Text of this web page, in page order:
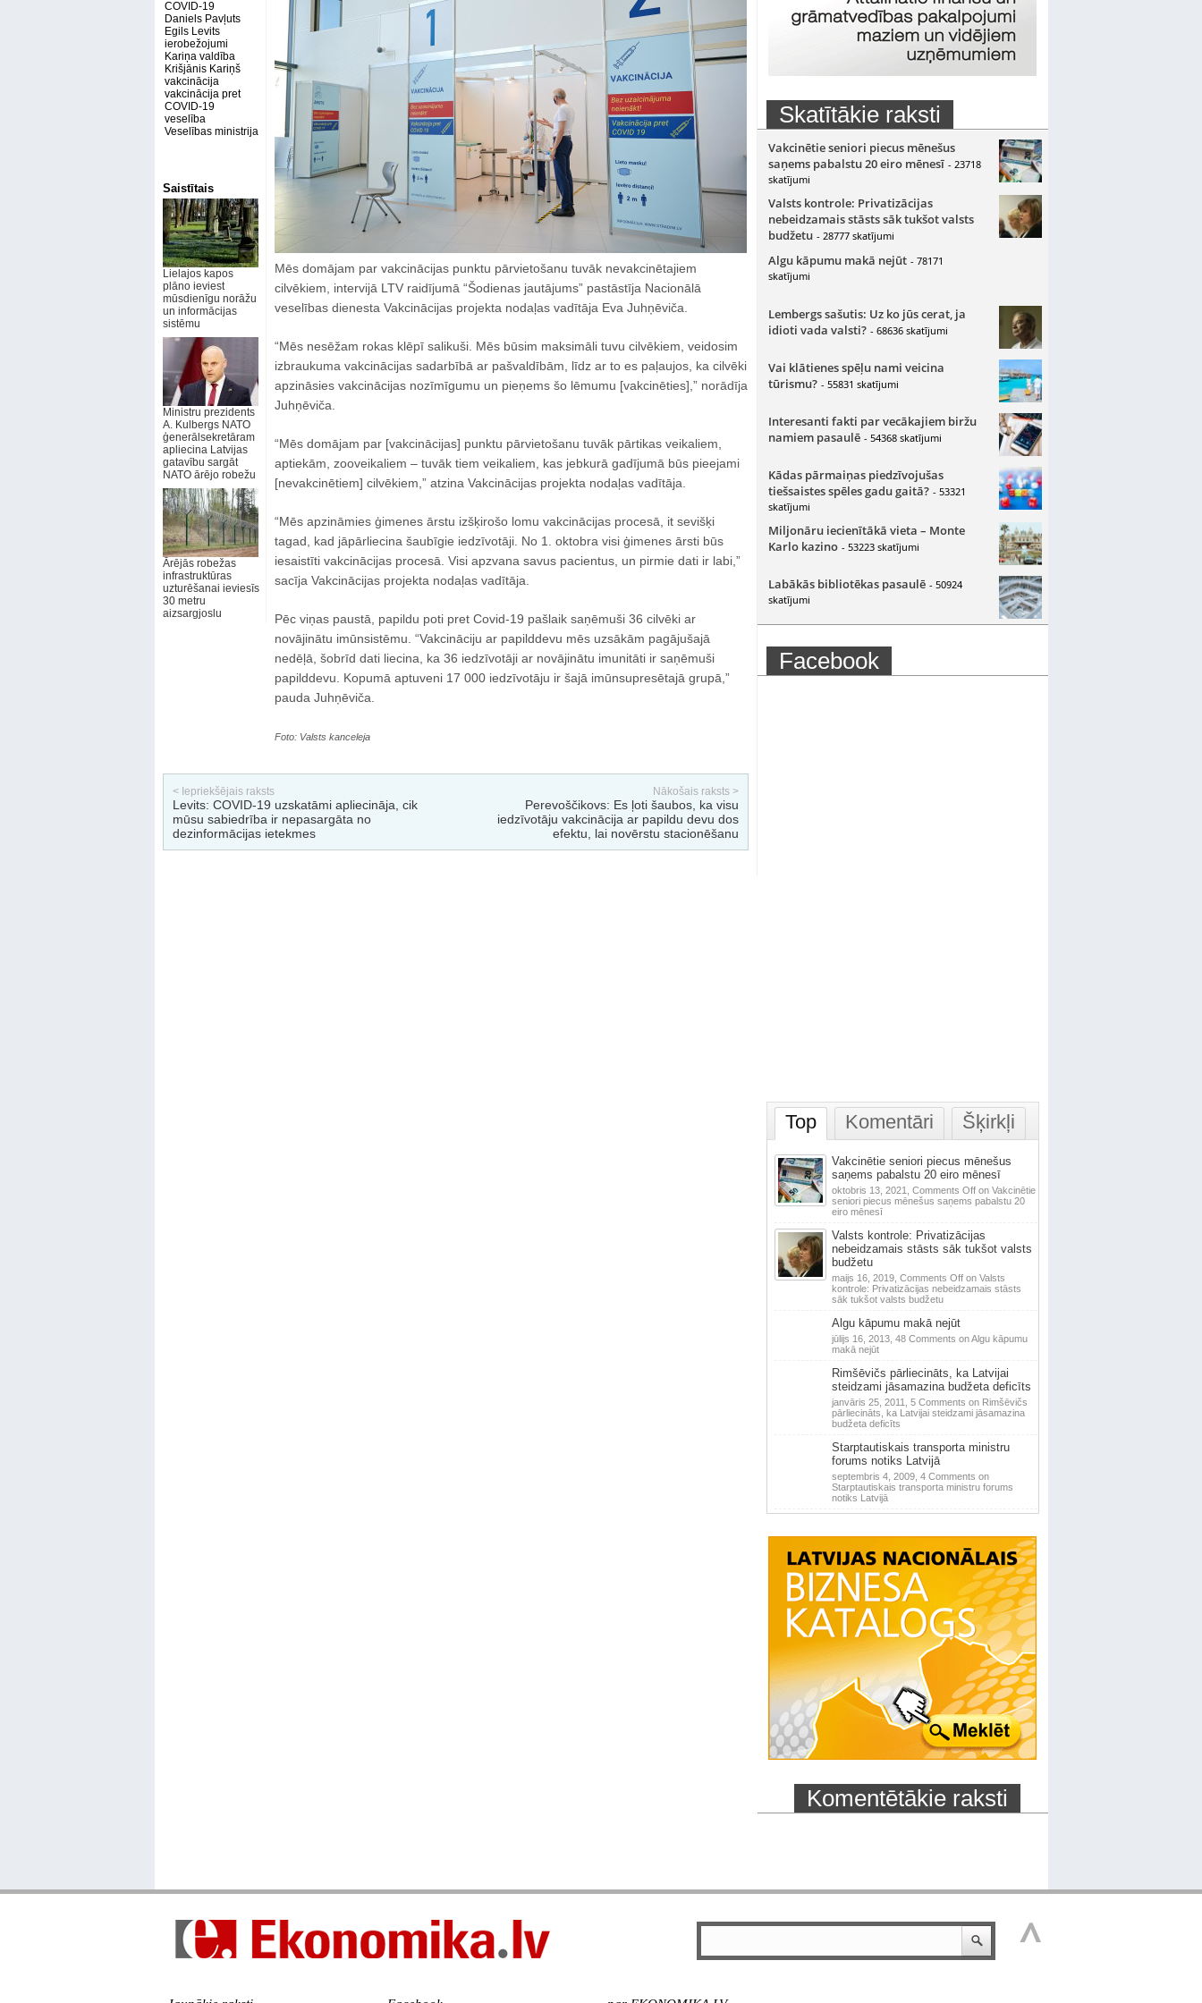
COVID-19
Daniels Pavļuts
Egils Levits
ierobežojumi
Kariņa valdība
Krišjānis Kariņš
vakcinācija
vakcinācija pret
COVID-19
veselība
Veselības ministrija
Saistītais
Lielajos kapos
plāno ieviest
mūsdienīgu norāžu
un informācijas
sistēmu
Ministru prezidents
A. Kulbergs NATO
ģenerālsekretāram
apliecina Latvijas
gatavību sargāt
NATO ārējo robežu
Ārējās robežas
infrastruktūras
uzturēšanai ieviesīs
30 metru
aizsargjoslu
Mēs domājam par vakcinācijas punktu pārvietošanu tuvāk nevakcinētajiem
cilvēkiem, intervijā LTV raidījumā “Šodienas jautājums” pastāstīja Nacionālā
veselības dienesta Vakcinācijas projekta nodaļas vadītāja Eva Juhņēviča.
“Mēs nesēžam rokas klēpī salikuši. Mēs būsim maksimāli tuvu cilvēkiem, veidosim
izbraukuma vakcinācijas sadarbībā ar pašvaldībām, līdz ar to es paļaujos, ka cilvēki
apzināsies vakcinācijas nozīmīgumu un pieņems šo lēmumu [vakcinēties],” norādīja
Juhņēviča.
“Mēs domājam par [vakcinācijas] punktu pārvietošanu tuvāk pārtikas veikaliem,
aptiekām, zooveikaliem – tuvāk tiem veikaliem, kas jebkurā gadījumā būs pieejami
[nevakcinētiem] cilvēkiem,” atzina Vakcinācijas projekta nodaļas vadītāja.
“Mēs apzināmies ģimenes ārstu izšķirošo lomu vakcinācijas procesā, it sevišķi
tagad, kad jāpārliecina šaubīgie iedzīvotāji. No 1. oktobra visi ģimenes ārsti būs
iesaistīti vakcinācijas procesā. Visi apzvana savus pacientus, un pirmie dati ir labi,”
sacīja Vakcinācijas projekta nodaļas vadītāja.
Pēc viņas paustā, papildu poti pret Covid-19 pašlaik saņēmuši 36 cilvēki ar
novājinātu imūnsistēmu. “Vakcināciju ar papilddevu mēs uzsākām pagājušajā
nedēļā, šobrīd dati liecina, ka 36 iedzīvotāji ar novājinātu imunitāti ir saņēmuši
papilddevu. Kopumā aptuveni 17 000 iedzīvotāju ir šajā imūnsupresētajā grupā,”
pauda Juhņēviča.
Foto: Valsts kanceleja
< Iepriekšējais raksts
Levits: COVID-19 uzskatāmi apliecināja, cik
mūsu sabiedrība ir nepasargāta no
dezinformācijas ietekmes
Nākošais raksts >
Perevoščikovs: Es ļoti šaubos, ka visu
iedzīvotāju vakcinācija ar papildu devu dos
efektu, lai novērstu stacionēšanu
Skatītākie raksti
Vakcinētie seniori piecus mēnešus
saņems pabalstu 20 eiro mēnesī - 23718
skatījumi
Valsts kontrole: Privatizācijas
nebeidzamais stāsts sāk tukšot valsts
budžetu - 28777 skatījumi
Algu kāpumu makā nejūt - 78171
skatījumi
Lembergs sašutis: Uz ko jūs cerat, ja
idioti vada valsti? - 68636 skatījumi
Vai klātienes spēļu nami veicina
tūrismu? - 55831 skatījumi
Interesanti fakti par vecākajiem biržu
namiem pasaulē - 54368 skatījumi
Kādas pārmaiņas piedzīvojušas
tiešsaistes spēles gadu gaitā? - 53321
skatījumi
Miljonāru iecienītākā vieta – Monte
Karlo kazino - 53223 skatījumi
Labākās bibliotēkas pasaulē - 50924
skatījumi
Facebook
Top Komentāri Šķirkļi
Vakcinētie seniori piecus mēnešus
saņems pabalstu 20 eiro mēnesī
oktobris 13, 2021, Comments Offon Vakcinētie
seniori piecus mēnešus saņems pabalstu 20
eiro mēnesī
Valsts kontrole: Privatizācijas
nebeidzamais stāsts sāk tukšot valsts
budžetu
maijs 16, 2019, Comments Offon Valsts
kontrole: Privatizācijas nebeidzamais stāsts
sāk tukšot valsts budžetu
Algu kāpumu makā nejūt
jūlijs 16, 2013, 48 Comments on Algu kāpumu
makā nejūt
Rimšēvičs pārliecināts, ka Latvijai
steidzami jāsamazina budžeta deficīts
janvāris 25, 2011, 5 Comments on Rimšēvičs
pārliecināts, ka Latvijai steidzami jāsamazina
budžeta deficīts
Starptautiskais transporta ministru
forums notiks Latvijā
septembris 4, 2009, 4 Comments on
Starptautiskais transporta ministru forums
notiks Latvijā
Komentētākie raksti